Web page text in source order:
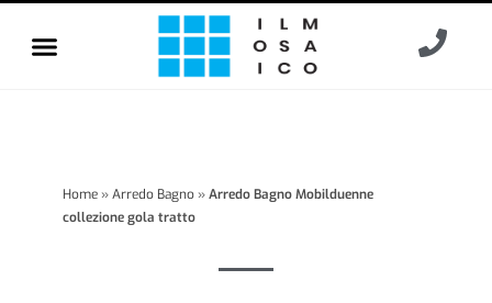
Home»Arredo Bagno»Arredo Bagno Mobilduenne
collezione gola tratto